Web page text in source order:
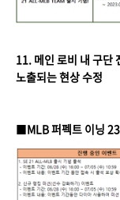
11. 메인 로비 내 구단
노출되는 현상 수정
■MLB 퍼펙트 이닝 23